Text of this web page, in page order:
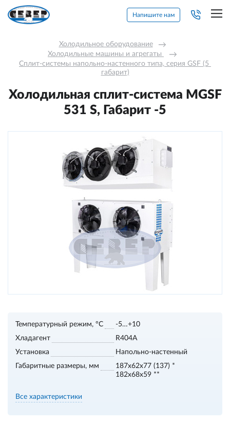
Напишите нам
Холодильное оборудование →
Холодильные машины и агрегаты →
Сплит-системы напольно-настенного типа, серия GSF (5
габарит)
Холодильная сплит-система МGSF
531 S, Габарит -5
Температурный режим, °С
-5…+10
Хладагент
R404A
Установка
Напольно-настенный
Габаритные размеры, мм
187х62х77 (137) *
182х68х59 **
Все характеристики